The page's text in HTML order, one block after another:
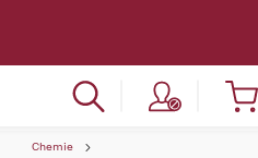
Chemie